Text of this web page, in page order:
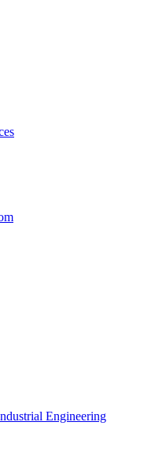
Engineering